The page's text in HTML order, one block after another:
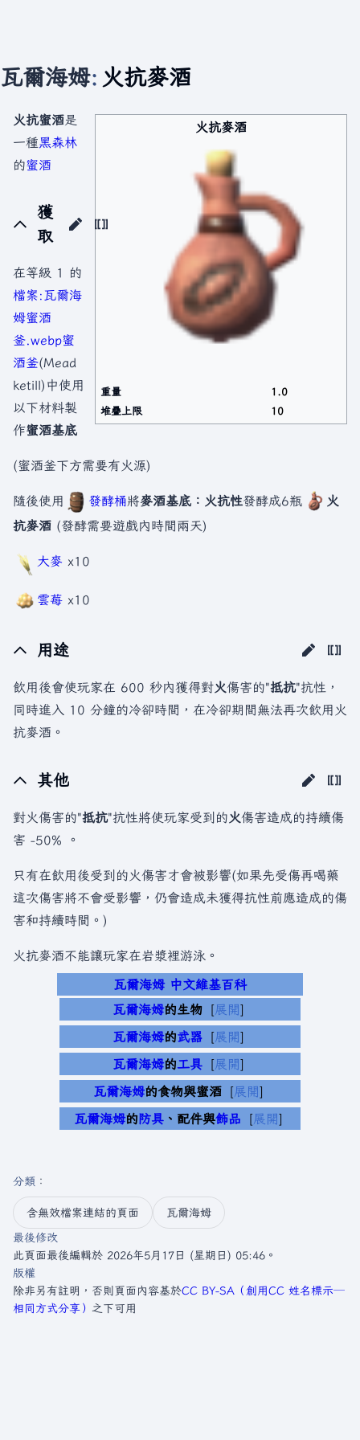
瓦爾海姆: 火抗麥酒
火抗麥酒
重量
1.0
堆疊上限
10
火抗蜜酒是
一種黑森林
的蜜酒
獲
取
在等級 1 的
檔案:瓦爾海
姆蜜酒
釜.webp蜜
酒釜(Mead
ketill)中使用
以下材料製
作蜜酒基底
(蜜酒釜下方需要有火源)
隨後使用 發酵桶將麥酒基底：火抗性發酵成6瓶
火
抗麥酒 (發酵需要遊戲內時間兩天)
大麥 x10
雲莓 x10
用途
飲用後會使玩家在 600 秒內獲得對火傷害的"抵抗"抗性，
同時進入 10 分鐘的冷卻時間，在冷卻期間無法再次飲用火
抗麥酒。
其他
對火傷害的"抵抗"抗性將使玩家受到的火傷害造成的持續傷
害 -50% 。
只有在飲用後受到的火傷害才會被影響(如果先受傷再喝藥
這次傷害將不會受影響，仍會造成未獲得抗性前應造成的傷
害和持續時間。)
火抗麥酒不能讓玩家在岩漿裡游泳。
瓦爾海姆 中文維基百科
瓦爾海姆的生物
展開
瓦爾海姆的武器
展開
瓦爾海姆的工具
展開
瓦爾海姆的食物與蜜酒
展開
瓦爾海姆的防具、配件與飾品 展開
分類 ：​
含無效檔案連結的頁面
瓦爾海姆
最後修改
此頁面最後編輯於 2026年5月17日 (星期日) 05:46。
版權
除非另有註明，否則頁面內容基於CC BY-SA（創用CC 姓名標示─
相同方式分享） 之下可用